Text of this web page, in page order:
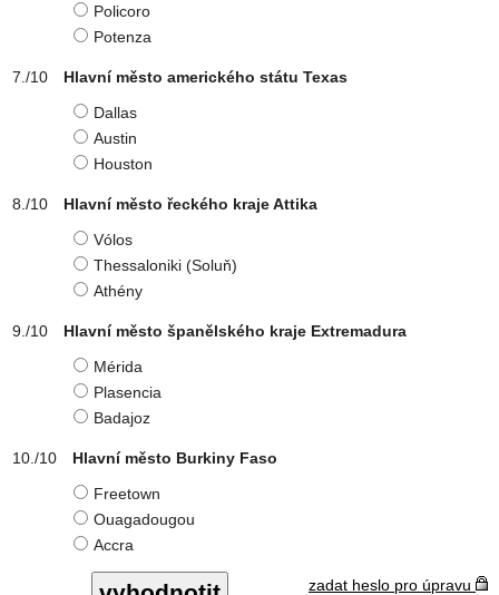
Policoro
Potenza
Hlavní město amerického státu Texas
Dallas
Austin
Houston
Hlavní město řeckého kraje Attika
Vólos
Thessaloniki (Soluň)
Athény
Hlavní město španělského kraje Extremadura
Mérida
Plasencia
Badajoz
Hlavní město Burkiny Faso
Freetown
Ouagadougou
Accra
zadat heslo pro úpravu